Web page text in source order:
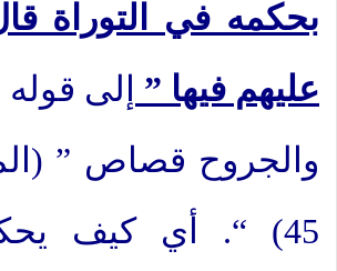
بحكمه في التوراة
عليهم فيها ” إلى قوله
والجروح قصاص ”
45) “. أي كيف